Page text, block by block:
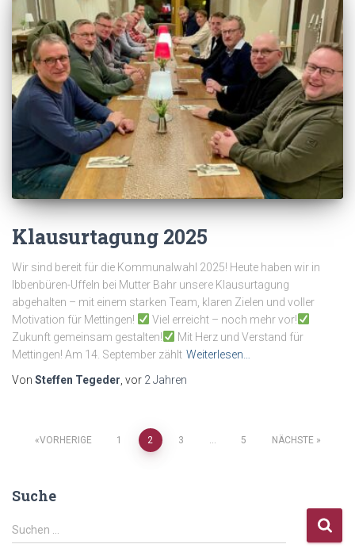
Klausurtagung 2025
Wir sind bereit für die Kommunalwahl 2025! Heute haben wir in
Ibbenbüren-Uffeln bei Mutter Bahr unsere Klausurtagung
abgehalten – mit einem starken Team, klaren Zielen und voller
Motivation für Mettingen!
Viel erreicht – noch mehr vor!
Zukunft gemeinsam gestalten!
Mit Herz und Verstand für
Mettingen! Am 14. September zählt Weiterlesen…
Von Steffen Tegeder , vor 2 Jahren
Seitennummerierung
VORHERIGE 1 2 3 … 5 NÄCHSTE
Suche
S
u
Suchen …